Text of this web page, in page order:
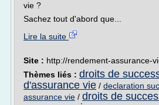
vie ?
Sachez tout d'abord que...
Lire la suite
Site : http://rendement-assurance-
Thèmes liés : droits de
d'assurance vie / declaration
assurance vie / droits de